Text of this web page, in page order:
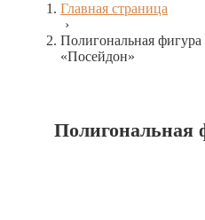
Главная страница
›
Полигональная
«Посейдон»
Полигональная